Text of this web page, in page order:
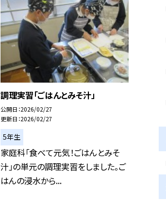
調理実習「ごはんとみそ汁」
公開日 2026/02/27
更新日 2026/02/27
5年生
家庭科「食べて元気！ごはんとみそ
汁」の単元の調理実習をしました。ご
はんの浸水から...